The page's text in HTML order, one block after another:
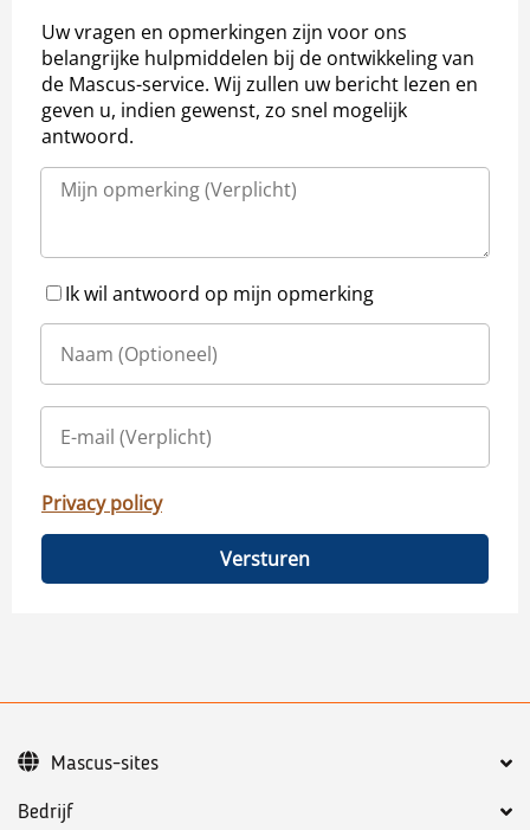
Uw vragen en opmerkingen zijn voor ons
belangrijke hulpmiddelen bij de ontwikkeling van
de Mascus-service. Wij zullen uw bericht lezen en
geven u, indien gewenst, zo snel mogelijk
antwoord.
Ik wil antwoord op mijn opmerking
Privacy policy
Versturen
Bedrijf
Mascus-sites